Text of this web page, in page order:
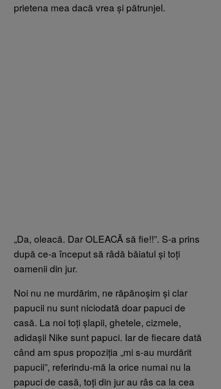
prietena mea dacă vrea și pătrunjel.
„Da, oleacă. Dar OLEACĂ să fie!!”. S-a prins
după ce-a început să râdă băiatul și toți
oamenii din jur.
Noi nu ne murdărim, ne răpănoșim și clar
papucii nu sunt niciodată doar papuci de
casă. La noi toți șlapii, ghetele, cizmele,
adidașii Nike sunt papuci. Iar de fiecare dată
când am spus propoziția „mi s-au murdărit
papucii”, referindu-mă la orice numai nu la
papuci de casă, toți din jur au râs ca la cea